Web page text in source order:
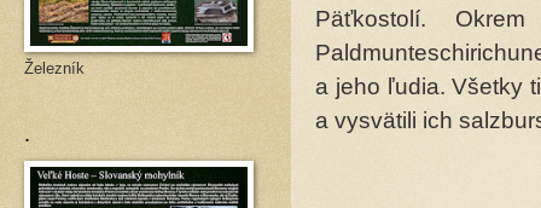
Päťkostolí.
a jeho ľudia. Všetky
a vy­svätili ich
Železník
.